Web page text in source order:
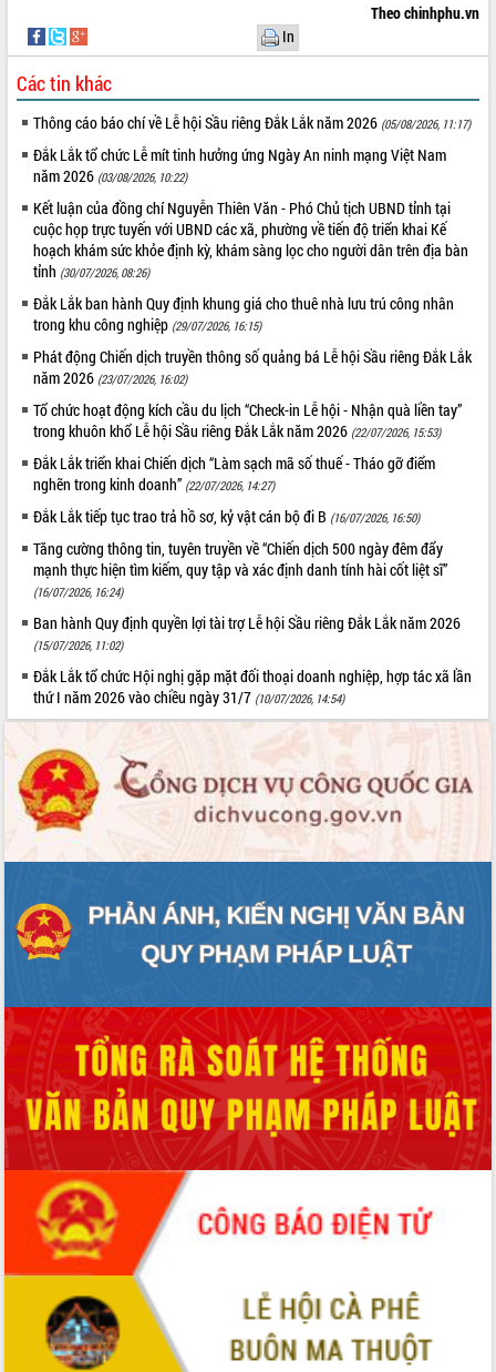
Theo chinhphu.vn
In
Các tin khác
Thông cáo báo chí về Lễ hội Sầu riêng Đắk Lắk năm 2026 (05/08/2026, 11:17)
Đắk Lắk tổ chức Lễ mít tinh hưởng ứng Ngày An ninh mạng Việt Nam
năm 2026 (03/08/2026, 10:22)
Kết luận của đồng chí Nguyễn Thiên Văn - Phó Chủ tịch UBND tỉnh tại
cuộc họp trực tuyến với UBND các xã, phường về tiến độ triển khai Kế
hoạch khám sức khỏe định kỳ, khám sàng lọc cho người dân trên địa bàn
tỉnh (30/07/2026, 08:26)
Đắk Lắk ban hành Quy định khung giá cho thuê nhà lưu trú công nhân
trong khu công nghiệp (29/07/2026, 16:15)
Phát động Chiến dịch truyền thông số quảng bá Lễ hội Sầu riêng Đắk Lắk
năm 2026 (23/07/2026, 16:02)
Tổ chức hoạt động kích cầu du lịch “Check-in Lễ hội - Nhận quà liền tay”
trong khuôn khổ Lễ hội Sầu riêng Đắk Lắk năm 2026 (22/07/2026, 15:53)
Đắk Lắk triển khai Chiến dịch “Làm sạch mã số thuế - Tháo gỡ điểm
nghẽn trong kinh doanh” (22/07/2026, 14:27)
Đắk Lắk tiếp tục trao trả hồ sơ, kỷ vật cán bộ đi B (16/07/2026, 16:50)
Tăng cường thông tin, tuyên truyền về “Chiến dịch 500 ngày đêm đẩy
mạnh thực hiện tìm kiếm, quy tập và xác định danh tính hài cốt liệt sĩ”
(16/07/2026, 16:24)
Ban hành Quy định quyền lợi tài trợ Lễ hội Sầu riêng Đắk Lắk năm 2026
(15/07/2026, 11:02)
Đắk Lắk tổ chức Hội nghị gặp mặt đối thoại doanh nghiệp, hợp tác xã lần
thứ I năm 2026 vào chiều ngày 31/7 (10/07/2026, 14:54)